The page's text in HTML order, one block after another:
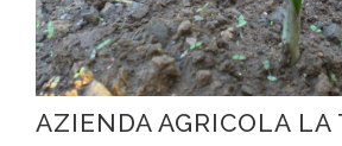
AZIENDA AGRICOLA LA